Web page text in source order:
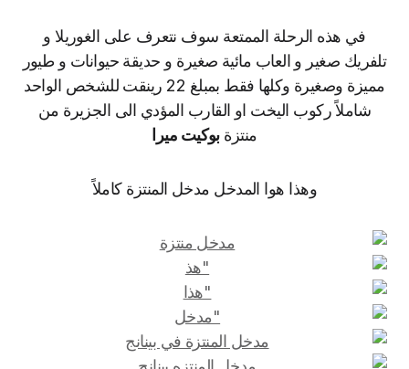
في هذه الرحلة الممتعة سوف نتعرف على الغوريلا و
تلفريك صغير و العاب مائية صغيرة و حديقة حيوانات و طيور
مميزة وصغيرة وكلها فقط بمبلغ 22 رينقت للشخص الواحد
شاملاً ركوب اليخت او القارب المؤدي الى الجزيرة من
منتزةبوكيت ميرا
وهذا هوا المدخل مدخل المنتزة كاملاً